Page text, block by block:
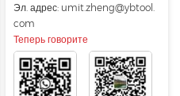
Эл. адрес: umit.zheng@ybtool.
com
Теперь говорите